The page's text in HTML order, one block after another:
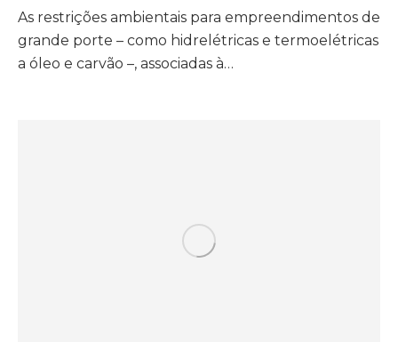
As restrições ambientais para empreendimentos de
grande porte – como hidrelétricas e termoelétricas
a óleo e carvão –, associadas à…